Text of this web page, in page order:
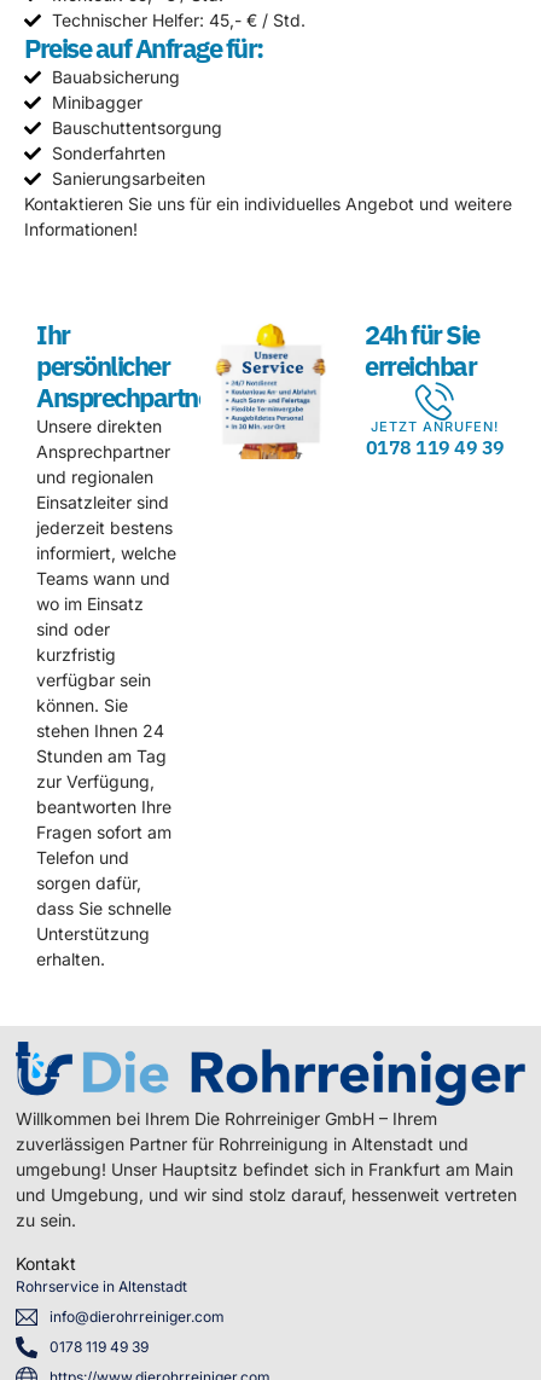
Technischer Helfer: 45,- € / Std.
Preise auf Anfrage für:
Bauabsicherung
Minibagger
Bauschuttentsorgung
Sonderfahrten
Sanierungsarbeiten
Kontaktieren Sie uns für ein individuelles Angebot und weitere
Informationen!
Ihr
persönlicher
Ansprechpartner
Unsere direkten
Ansprechpartner
und regionalen
Einsatzleiter sind
jederzeit bestens
informiert, welche
Teams wann und
wo im Einsatz
sind oder
kurzfristig
verfügbar sein
können. Sie
stehen Ihnen 24
Stunden am Tag
zur Verfügung,
beantworten Ihre
Fragen sofort am
Telefon und
sorgen dafür,
dass Sie schnelle
Unterstützung
erhalten.
24h für Sie
erreichbar
JETZT ANRUFEN!
0178 119 49 39
Willkommen bei Ihrem Die Rohrreiniger GmbH – Ihrem
zuverlässigen Partner für Rohrreinigung in Altenstadt und
umgebung! Unser Hauptsitz befindet sich in Frankfurt am Main
und Umgebung, und wir sind stolz darauf, hessenweit vertreten
zu sein.
Kontakt
Rohrservice in Altenstadt
info@dierohrreiniger.com
0178 119 49 39